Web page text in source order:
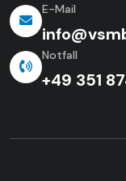
E-Mail
Notfall
+49 351